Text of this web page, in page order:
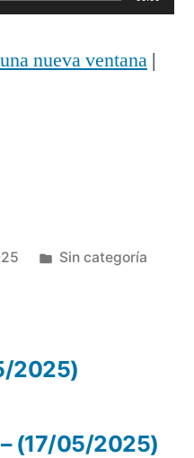
nueva ventana |
Publicada
Sin categoría
(17/05/2025)
2025)